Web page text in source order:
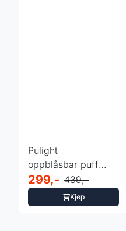
Pulight
oppblåsbar puff
med LED og
fjernkontroll
299,- 439,-
Kjøp